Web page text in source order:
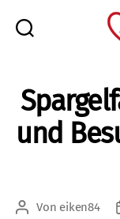
und
Beitragsautor
Von eiken84